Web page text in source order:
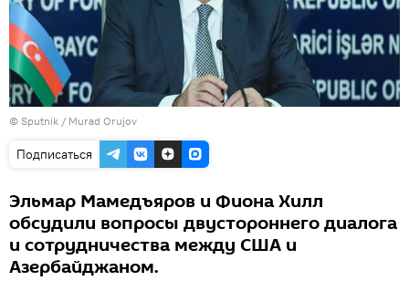
© Sputnik / Murad Orujov
Подписаться
Эльмар Мамедъяров и Фиона Хилл
обсудили вопросы двустороннего диалога
и сотрудничества между США и
Азербайджаном.